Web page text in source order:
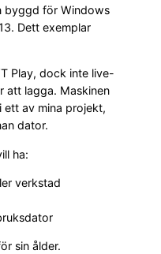
byggd för Windows
Dett exemplar
Play, dock inte live-
att lagga. Maskinen
ett av mina projekt,
dator.
ha:
verkstad
sin ålder.